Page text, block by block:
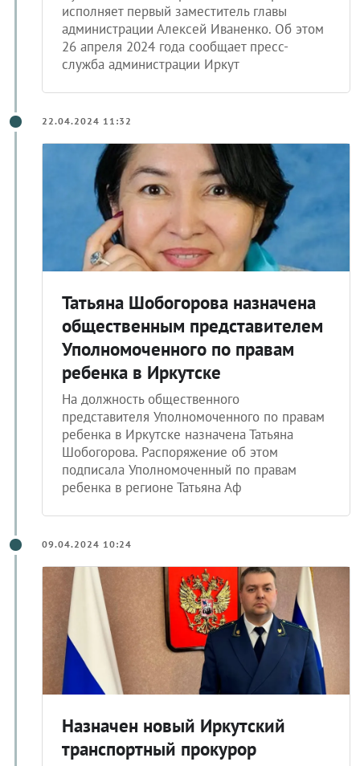
исполняет первый заместитель главы
администрации Алексей Иваненко. Об этом
26 апреля 2024 года сообщает пресс-
служба администрации Иркут
22.04.2024 11:32
Татьяна Шобогорова назначена
общественным представителем
Уполномоченного по правам
ребенка в Иркутске
На должность общественного
представителя Уполномоченного по правам
ребенка в Иркутске назначена Татьяна
Шобогорова. Распоряжение об этом
подписала Уполномоченный по правам
ребенка в регионе Татьяна Аф
09.04.2024 10:24
Назначен новый Иркутский
транспортный прокурор